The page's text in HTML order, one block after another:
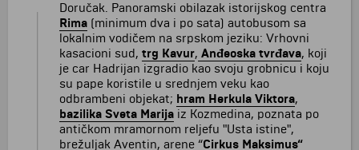
Doručak. Panoramski obilazak istorijskog centra
Rima (minimum dva i po sata) autobusom sa
lokalnim vodičem na srpskom jeziku: Vrhovni
kasacioni sud, trg Kavur, Anđeoska tvrđava, koji
je car Hadrijan izgradio kao svoju grobnicu i koju
su pape koristile u srednjem veku kao
odbrambeni objekat; hram Herkula Viktora,
bazilika Sveta Marija iz Kozmedina, poznata po
antičkom mramornom reljefu "Usta istine",
brežuljak Aventin, arene “Cirkus Maksimus“